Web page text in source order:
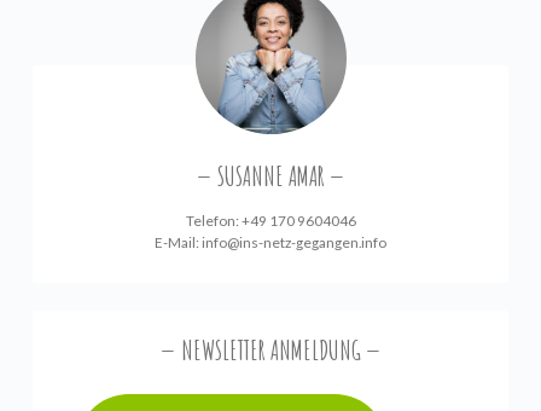
SUSANNE AMAR
Telefon: +49 170 9604046
E-Mail: info@ins-netz-gegangen.info
NEWSLETTER ANMELDUNG